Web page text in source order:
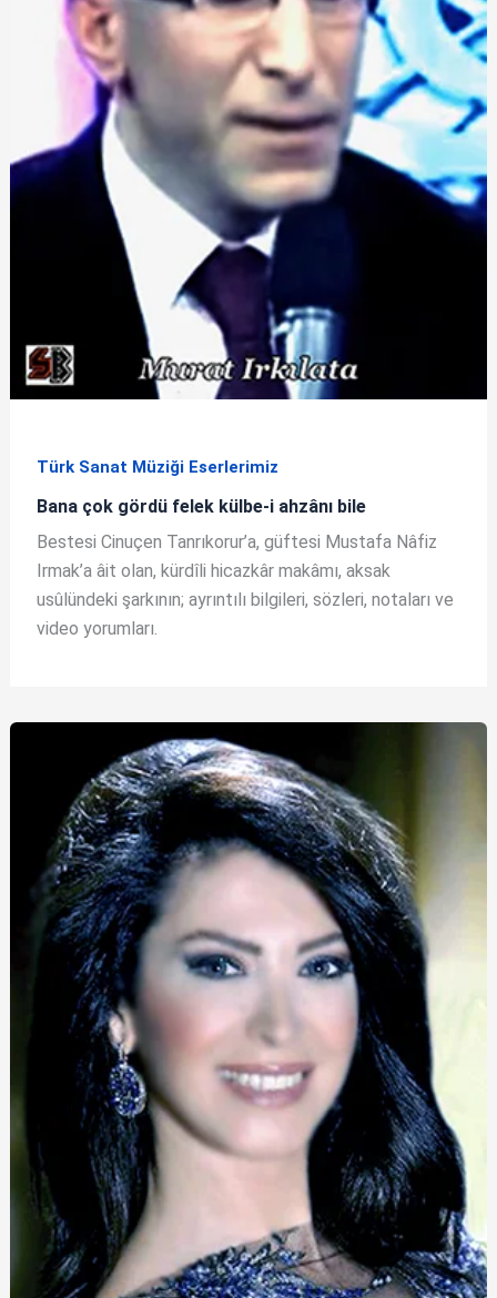
Türk Sanat Müziği Eserlerimiz
Bana çok gördü felek külbe-i ahzânı bile
Bestesi Cinuçen Tanrıkorur’a, güftesi Mustafa Nâfiz
Irmak’a âit olan, kürdîli hicazkâr makâmı, aksak
usûlündeki şarkının; ayrıntılı bilgileri, sözleri, notaları ve
video yorumları.